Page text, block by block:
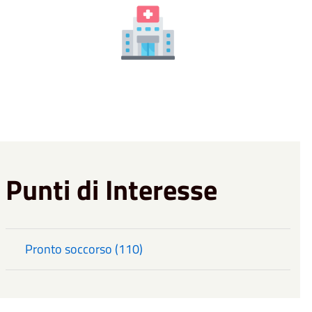
Punti di Interesse
Pronto soccorso (110)